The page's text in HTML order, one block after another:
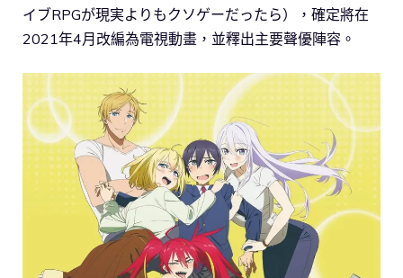
イブRPGが現実よりもクソゲーだったら），確定將在
2021年4月改編為電視動畫，並釋出主要聲優陣容。